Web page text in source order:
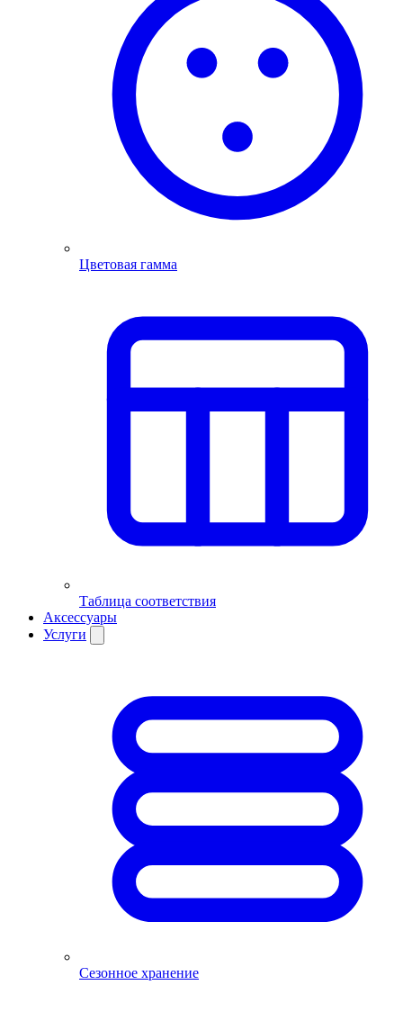
Цветовая гамма
Таблица соответствия
Аксессуары
Услуги
Сезонное хранение